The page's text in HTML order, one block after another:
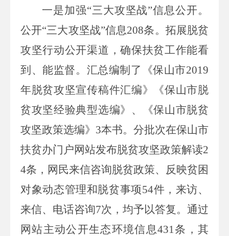
一是加强“三大攻坚战”信息公开。
公开“三大攻坚战”信息208条。拓展脱贫
攻坚行动公开渠道，确保扶贫工作能看
到、能监督。汇总编制了《保山市2019
年脱贫攻坚宣传稿件汇编》《保山市脱
贫攻坚经验典型选编》、《保山市脱贫
攻坚政策选编》 3本书。分批次在保山市
扶贫办门户网站发布脱贫攻坚政策解读2
4条 ，网民来信咨询脱贫政策、反映贫困
对象动态管理和脱贫事项54件，来访、
来信、电话咨询7次，均予以答复。通过
网站主动公开生态环境信息431条，其